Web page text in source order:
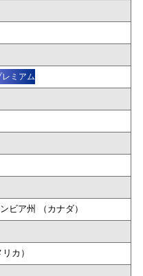
レミアム
ビア州 （カナダ）
カ）